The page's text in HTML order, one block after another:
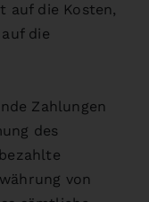
auf die Kosten,
die
Zahlungen
des
von